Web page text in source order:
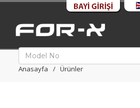
Anasayfa Ürünler